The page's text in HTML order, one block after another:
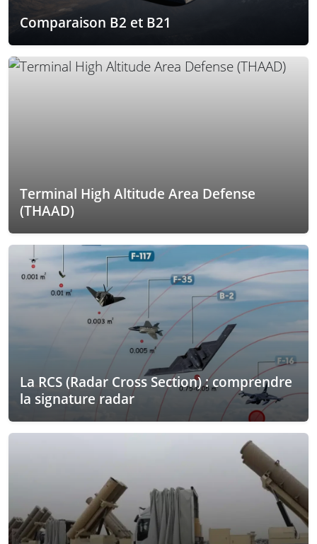
Comparaison B2 et B21
Terminal High Altitude Area Defense
(THAAD)
La RCS (Radar Cross Section) : comprendre
la signature radar